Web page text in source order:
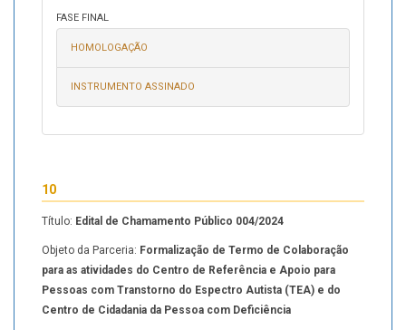
FASE FINAL
HOMOLOGAÇÃO
INSTRUMENTO ASSINADO
10
Título: Edital de Chamamento Público 004/2024
Objeto da Parceria: Formalização de Termo de Colaboração
para as atividades do Centro de Referência e Apoio para
Pessoas com Transtorno do Espectro Autista (TEA) e do
Centro de Cidadania da Pessoa com Deficiência